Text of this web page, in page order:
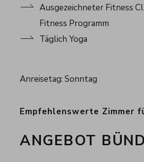
Ausgezeichneter Fitness
Fitness Programm
Täglich Yoga
Anreisetag: Sonntag
Empfehlenswerte Zimmer
ANGEBOT